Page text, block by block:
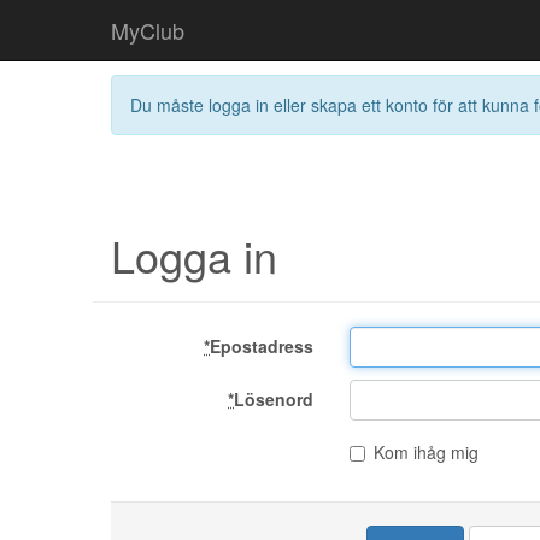
MyClub
Du måste logga in eller skapa ett konto för att kunna
Logga in
*Epostadress
*Lösenord
Kom ihåg mig